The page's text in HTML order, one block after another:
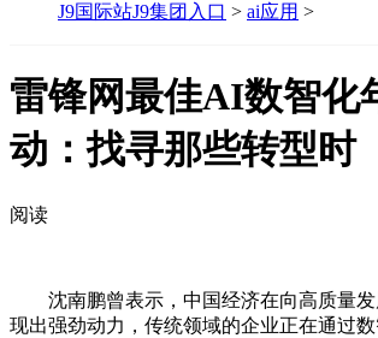
J9国际站J9集团入口 > ai应用 >
雷锋网最佳AI数智化
动：找寻那些转型时
阅读
沈南鹏曾表示，中国经济在向高质量发
现出强劲动力，传统领域的企业正在通过